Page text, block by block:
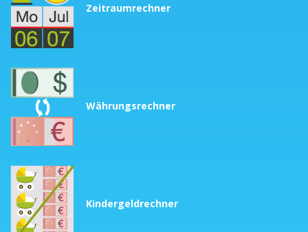
Zeitraumrechner
Währungsrechner
Kindergeldrechner